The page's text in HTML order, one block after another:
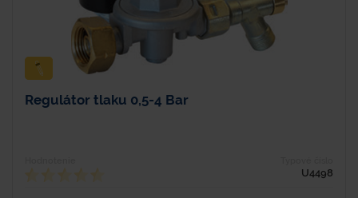
Regulátor tlaku 0,5-4 Bar
U4498